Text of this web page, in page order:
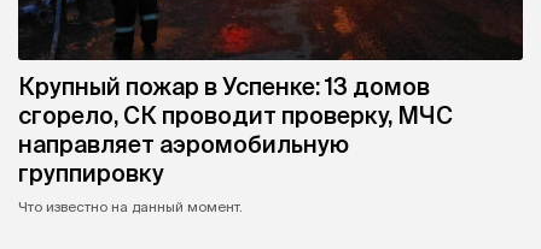
Крупный пожар в Успенке: 13 домов
сгорело, СК проводит проверку, МЧС
направляет аэромобильную
группировку
Что известно на данный момент.